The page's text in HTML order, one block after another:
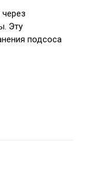
Эту
подсоса